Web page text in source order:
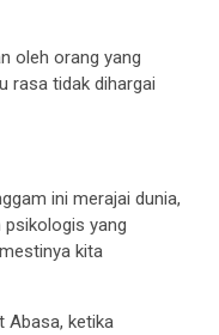
oleh orang yang
rasa tidak dihargai
ini merajai dunia,
psikologis yang
kita
Abasa, ketika